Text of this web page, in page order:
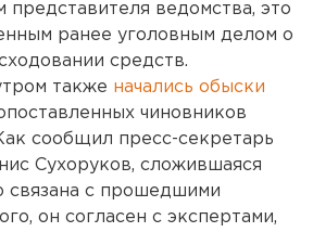
представителя ведомства, это
ранее уголовным делом о
средств.
также начались обыски
чиновников
сообщил пресс-секретарь
Сухоруков, сложившаяся
связана с прошедшими
он согласен с экспертами,